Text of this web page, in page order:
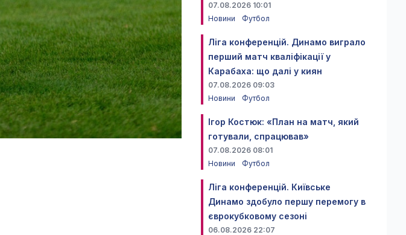
07.08.2026 10:01
Новини
Футбол
Ліга конференцій. Динамо виграло
перший матч кваліфікації у
Карабаха: що далі у киян
07.08.2026 09:03
Новини
Футбол
Ігор Костюк: «План на матч, який
готували, спрацював»
07.08.2026 08:01
Новини
Футбол
Ліга конференцій. Київське
Динамо здобуло першу перемогу в
єврокубковому сезоні
06.08.2026 22:07